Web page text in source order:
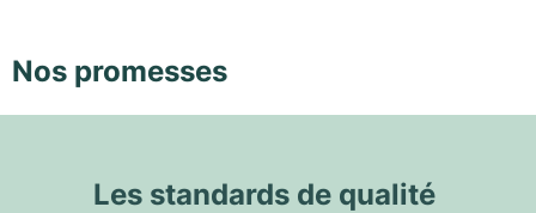
Nos promesses
Les standards de qualité